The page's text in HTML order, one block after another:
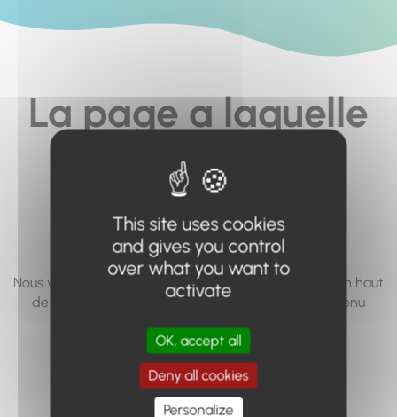
La page a laquelle
vous cherchez à
accéder n'existe
pas... ou plus.
Nous vous invitons à utiliser le moteur de recherche en haut
de page, ou à utiliser le menu pour trouver le contenu
Retour à l'accueil
This site uses cookies
and gives you control
over what you want to
activate
OK, accept all
Deny all cookies
Personalize